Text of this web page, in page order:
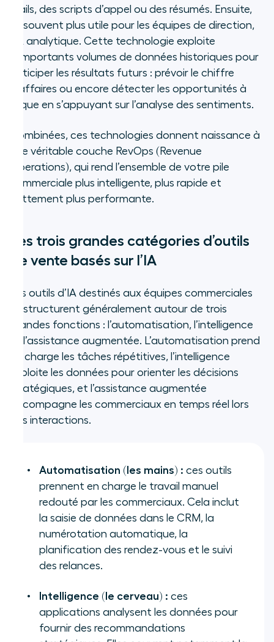
mails, des scripts d’appel ou des résumés. Ensuite,
et souvent plus utile pour les équipes de direction,
l’IA analytique. Cette technologie exploite
d’importants volumes de données historiques pour
anticiper les résultats futurs : prévoir le chiffre
d’affaires ou encore détecter les opportunités à
risque en s’appuyant sur l’analyse des sentiments.
Combinées, ces technologies donnent naissance à
une véritable couche RevOps (Revenue
Operations), qui rend l’ensemble de votre pile
commerciale plus intelligente, plus rapide et
nettement plus performante.
Les trois grandes catégories d’outils
de vente basés sur l’IA
Les outils d’IA destinés aux équipes commerciales
se structurent généralement autour de trois
grandes fonctions : l’automatisation, l’intelligence
et l’assistance augmentée. L’automatisation prend
en charge les tâches répétitives, l’intelligence
exploite les données pour orienter les décisions
stratégiques, et l’assistance augmentée
accompagne les commerciaux en temps réel lors
des interactions.
Automatisation (les mains) : ces outils
prennent en charge le travail manuel
redouté par les commerciaux. Cela inclut
la saisie de données dans le CRM, la
numérotation automatique, la
planification des rendez-vous et le suivi
des relances.
Intelligence (le cerveau) : ces
applications analysent les données pour
fournir des recommandations